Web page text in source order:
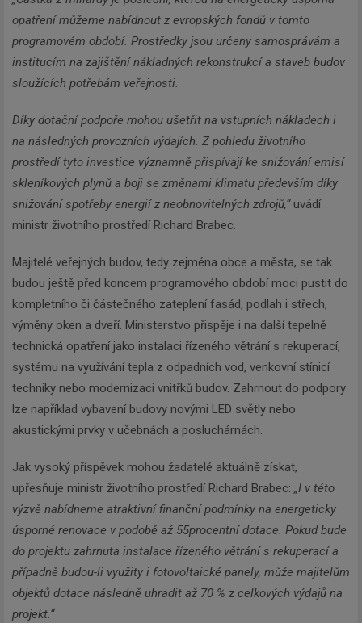
opatření můžeme nabídnout z evropských fondů v tomto
programovém období. Prostředky jsou určeny samosprávám a
institucím na zajištění nákladných rekonstrukcí a staveb budov
sloužících potřebám veřejnosti.
Díky dotační podpoře mohou ušetřit na vstupních nákladech i
na následných provozních výdajích. Z pohledu životního
prostředí tyto investice významně přispívají ke snižování emisí
skleníkových plynů a boji se změnami klimatu především díky
snižování spotřeby energií z neobnovitelných zdrojů,“uvádí
ministr životního prostředí Richard Brabec.
Majitelé veřejných budov, tedy zejména obce a města, se tak
budou ještě před koncem programového období moci pustit do
kompletního či částečného zateplení fasád, podlah i střech,
výměny oken a dveří. Ministerstvo přispěje i na další tepelně
technická opatření jako instalaci řízeného větrání s rekuperací,
systému na využívání tepla z odpadních vod, venkovní stínicí
techniky nebo modernizaci vnitřků budov. Zahrnout do podpory
lze například vybavení budovy novými LED světly nebo
akustickými prvky v učebnách a posluchárnách.
Jak vysoký příspěvek mohou žadatelé aktuálně získat,
upřesňuje ministr životního prostředí Richard Brabec: „I v této
výzvě nabídneme atraktivní finanční podmínky na energeticky
úsporné renovace v podobě až 55procentní dotace. Pokud bude
do projektu zahrnuta instalace řízeného větrání s rekuperací a
případně budou-li využity i fotovoltaické panely, může majitelům
objektů dotace následně uhradit až 70 % z celkových výdajů na
projekt.“